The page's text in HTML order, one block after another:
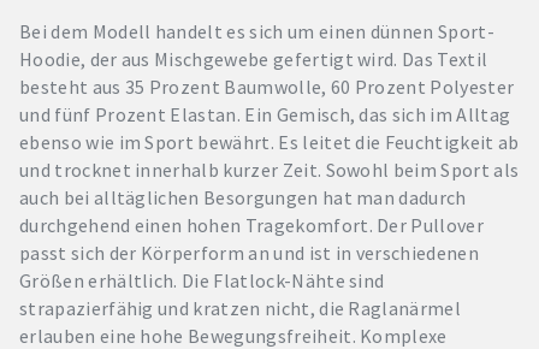
Bei dem Modell handelt es sich um einen dünnen Sport-
Hoodie, der aus Mischgewebe gefertigt wird. Das Textil
besteht aus 35 Prozent Baumwolle, 60 Prozent Polyester
und fünf Prozent Elastan. Ein Gemisch, das sich im Alltag
ebenso wie im Sport bewährt. Es leitet die Feuchtigkeit ab
und trocknet innerhalb kurzer Zeit. Sowohl beim Sport als
auch bei alltäglichen Besorgungen hat man dadurch
durchgehend einen hohen Tragekomfort. Der Pullover
passt sich der Körperform an und ist in verschiedenen
Größen erhältlich. Die Flatlock-Nähte sind
strapazierfähig und kratzen nicht, die Raglanärmel
erlauben eine hohe Bewegungsfreiheit. Komplexe